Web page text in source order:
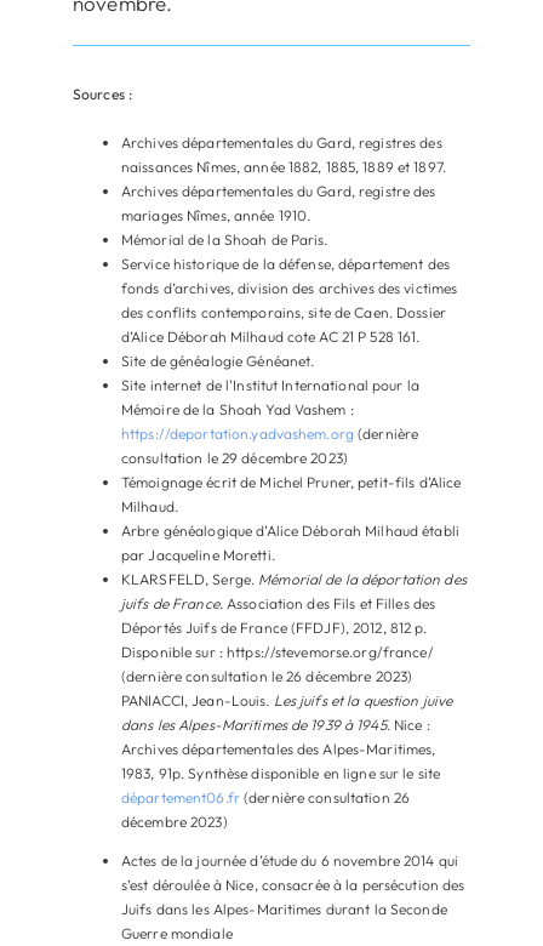
Sources :
Archives départementales du Gard, registres des
naissances Nîmes, année 1882, 1885, 1889 et 1897.
Archives départementales du Gard, registre des
mariages Nîmes, année 1910.
Mémorial de la Shoah de Paris.
Service historique de la défense, département des
fonds d’archives, division des archives des victimes
des conflits contemporains, site de Caen. Dossier
d’Alice Déborah Milhaud cote AC 21 P 528 161.
Site de généalogie Généanet.
Site internet de l’Institut International pour la
Mémoire de la Shoah Yad Vashem :
https://deportation.yadvashem.org (dernière
consultation le 29 décembre 2023)
Témoignage écrit de Michel Pruner, petit-fils d’Alice
Milhaud.
Arbre généalogique d’Alice Déborah Milhaud établi
par Jacqueline Moretti.
KLARSFELD, Serge. Mémorial de la déportation des
juifs de France. Association des Fils et Filles des
Déportés Juifs de France (FFDJF), 2012, 812 p.
Disponible sur : https://stevemorse.org/france/
(dernière consultation le 26 décembre 2023)
PANIACCI, Jean-Louis. Les juifs et la question juive
dans les Alpes-Maritimes de 1939 à 1945. Nice :
Archives départementales des Alpes-Maritimes,
1983, 91p. Synthèse disponible en ligne sur le site
département06.fr(dernière consultation 26
décembre 2023)
Actes de la journée d’étude du 6 novembre 2014 qui
s’est déroulée à Nice, consacrée à la persécution des
Juifs dans les Alpes-Maritimes durant la Seconde
Guerre mondiale